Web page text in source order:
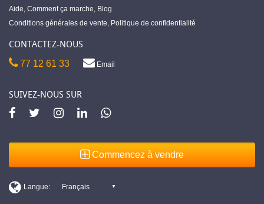
Aide, Comment ça marche, Blog
Conditions générales de vente, Politique de confidentialité
CONTACTEZ-NOUS
77 12 61 33 Email
SUIVEZ-NOUS SUR
Commencez à vendre